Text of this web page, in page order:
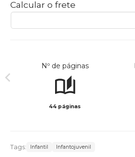
Calcular o frete
Nº de páginas
44 páginas
Tags: Infantil Infantojuvenil